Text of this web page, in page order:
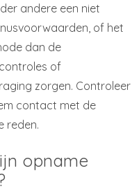
andere een niet
of het
dan de
of
zorgen. Controleer
contact met de
reden.
opname